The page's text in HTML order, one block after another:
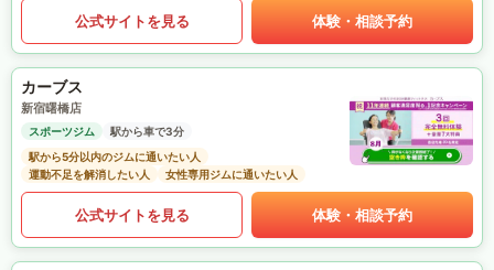
公式サイトを見る 体験・相談予約
カーブス
新宿曙橋店
スポーツジム
駅から車で3分
駅から5分以内のジムに通いたい人
運動不足を解消したい人
女性専用ジムに通いたい人
公式サイトを見る 体験・相談予約